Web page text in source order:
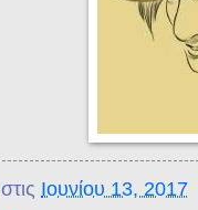
στις Ιουνίου 13, 2017